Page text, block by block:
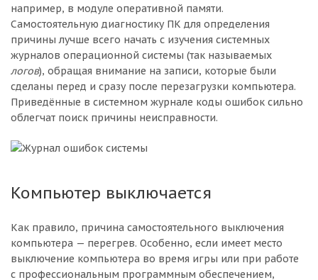
например, в модуле оперативной памяти.
Самостоятельную диагностику ПК для определения
причины лучше всего начать с изучения системных
журналов операционной системы (так называемых
логов), обращая внимание на записи, которые были
сделаны перед и сразу после перезагрузки компьютера.
Приведённые в системном журнале коды ошибок сильно
облегчат поиск причины неисправности.
Компьютер выключается
Как правило, причина самостоятельного выключения
компьютера — перегрев. Особенно, если имеет место
выключение компьютера во время игры или при работе
с профессиональным программным обеспечением,